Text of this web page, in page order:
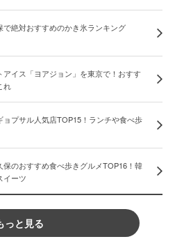
で絶対おすすめのかき氷ランキング
アイス「ヨアジョン」を東京で！おすす
れ
ョプサル人気店TOP15！ランチや食べ歩
保のおすすめ食べ歩きグルメTOP16！韓
イーツ
っと見る